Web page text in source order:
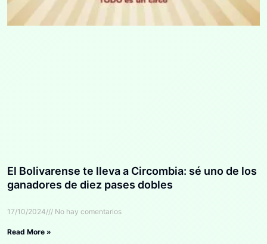
El Bolivarense te lleva a Circombia: sé uno de los
ganadores de diez pases dobles
17/10/2024 No hay comentarios
Read More »